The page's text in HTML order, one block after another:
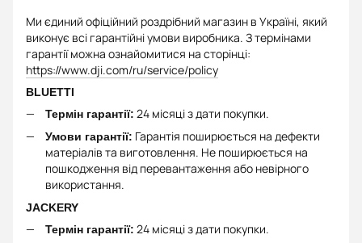
Ми єдиний офіційний роздрібний магазин в Україні, який
виконує всі гарантійні умови виробника. З термінами
гарантії можна ознайомитися на сторінці:
https://www.dji.com/ru/service/policy
BLUETTI
Термін гарантії: 24 місяці з дати покупки.
Умови гарантії: Гарантія поширюється на дефекти
матеріалів та виготовлення. Не поширюється на
пошкодження від перевантаження або невірного
використання.
JACKERY
Термін гарантії: 24 місяці з дати покупки.